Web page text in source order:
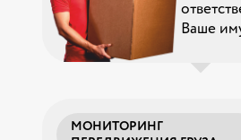
Ваше
МОНИТОРИНГ